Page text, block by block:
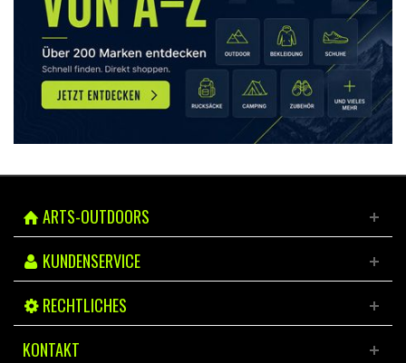
ARTS-OUTDOORS
KUNDENSERVICE
RECHTLICHES
KONTAKT